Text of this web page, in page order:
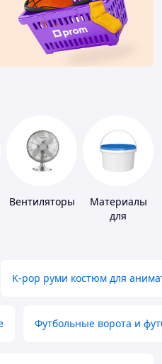
Вентиляторы
Материалы
для
K-pop руми костюм для
Футбольные ворота и